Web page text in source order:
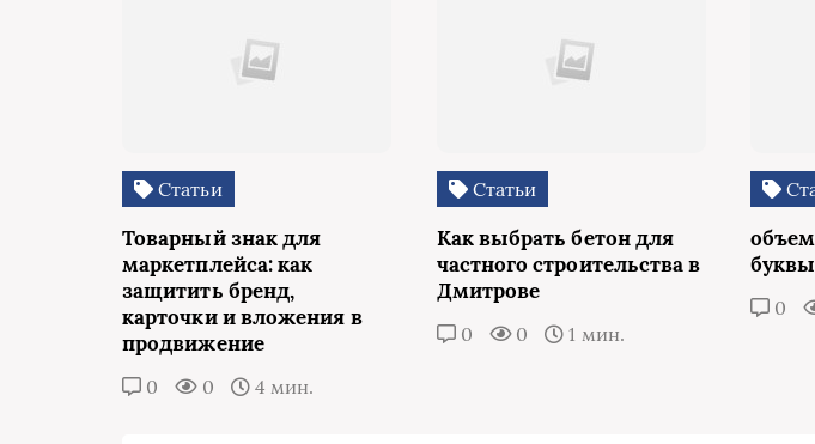
Статьи
Товарный знак для
маркетплейса: как
защитить бренд,
карточки и вложения в
продвижение
0 0 4 мин.
Статьи
Как выбрать бетон для
частного строительства в
Дмитрове
0 0 1 мин.
буквы
0